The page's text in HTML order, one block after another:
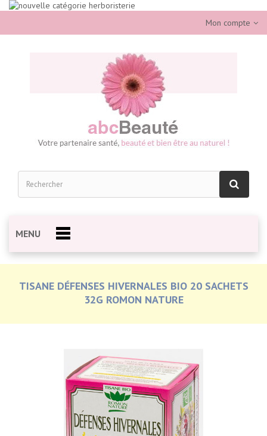
Mon compte
MENU
TISANE DÉFENSES HIVERNALES BIO 20 SACHETS
32G ROMON NATURE